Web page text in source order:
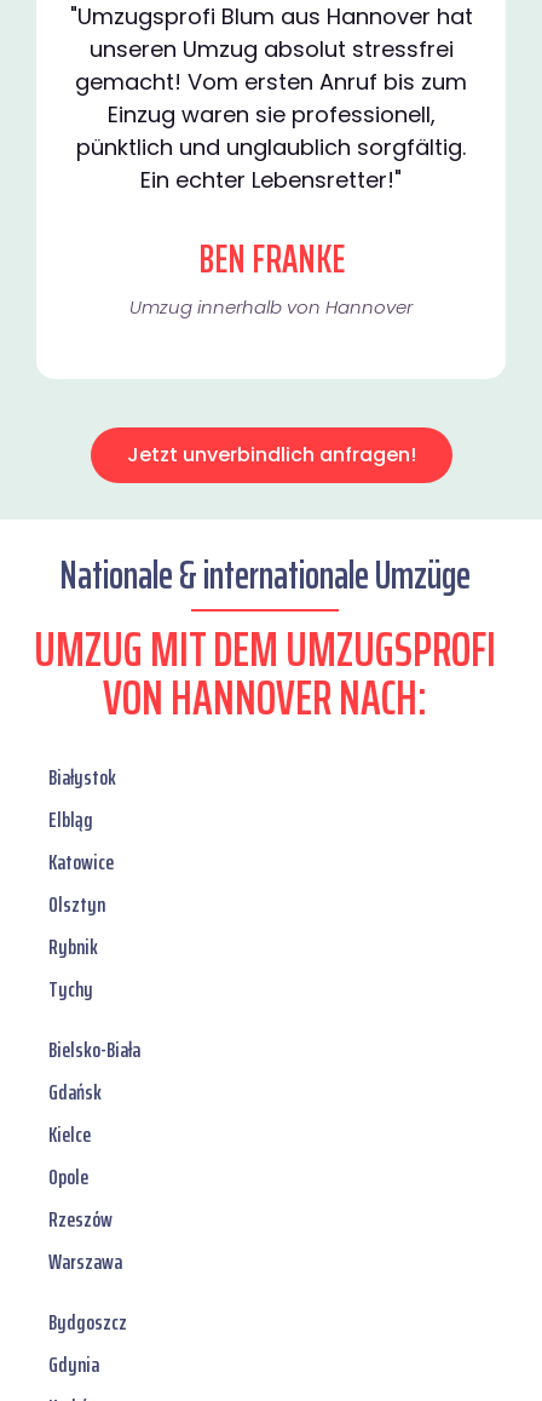
"Umzugsprofi Blum aus Hannover hat
unseren Umzug absolut stressfrei
gemacht! Vom ersten Anruf bis zum
Einzug waren sie professionell,
pünktlich und unglaublich sorgfältig.
Ein echter Lebensretter!"
BEN FRANKE
Umzug innerhalb von Hannover​
Jetzt unverbindlich anfragen!
Nationale & internationale Umzüge
UMZUG MIT DEM UMZUGSPROFI
VON HANNOVER NACH:
Białystok
Elbląg
Katowice
Olsztyn
Rybnik
Tychy
Bielsko-Biała
Gdańsk
Kielce
Opole
Rzeszów
Warszawa
Bydgoszcz
Gdynia